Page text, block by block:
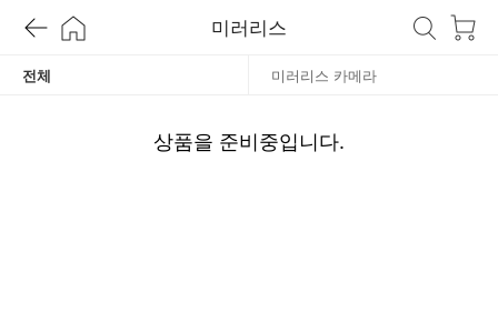
미러리스
전체 미러리스 카메라
상품을 준비중입니다.